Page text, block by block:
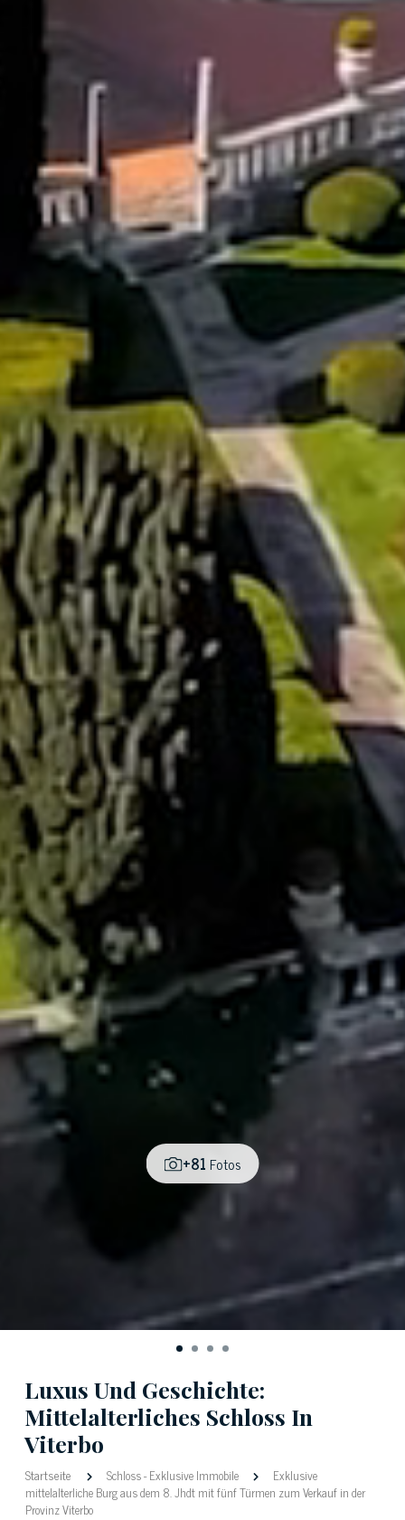
+81Fotos
Luxus Und Geschichte:
Mittelalterliches Schloss In
Viterbo
Startseite Schloss-Exklusive Immobile
Exklusive
mittelalterliche Burg aus dem 8. Jhdt mit fünf Türmen zum Verkauf in der
Provinz Viterbo